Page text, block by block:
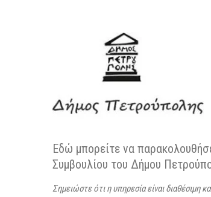
Εδώ μπορείτε να
Συμβουλίου του Δήμου
Σημειώστε ότι η υπηρεσία είναι διαθέσιμη